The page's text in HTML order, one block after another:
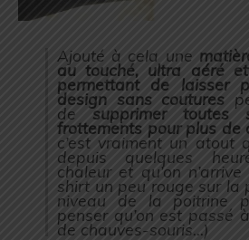
Ajouté à cela une
au touché, ultra aéré
permettant de laisser
design sans coutures
de supprimer toutes
frottements pour plus de
c’est vraiment un atout
depuis quelques
chaleur et qu’on
shirt un peu rouge sur la
niveau de la poitrine
penser qu’on est passé
de chauves-souris…)